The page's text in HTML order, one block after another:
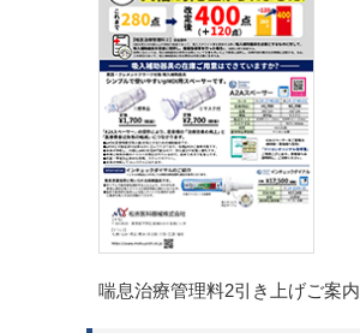
喘息治療管理料2引き上げご案内